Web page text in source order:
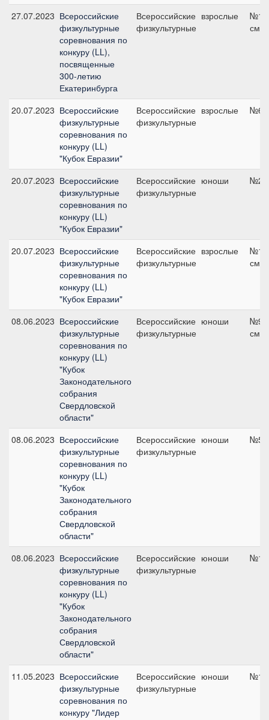
27.07.2023 Всероссийские
физкультурные
соревнования по
конкуру (LL),
посвященные
300-летию
Екатеринбурга
Всероссийские
физкультурные
взрослые
см
20.07.2023 Всероссийские
физкультурные
соревнования по
конкуру (LL)
"Кубок Евразии"
Всероссийские
физкультурные
взрослые №6,
20.07.2023 Всероссийские
физкультурные
соревнования по
конкуру (LL)
"Кубок Евразии"
Всероссийские
физкультурные
юноши №2,
20.07.2023 Всероссийские
физкультурные
соревнования по
конкуру (LL)
"Кубок Евразии"
Всероссийские
физкультурные
взрослые
см
08.06.2023 Всероссийские
физкультурные
соревнования по
конкуру (LL)
"Кубок
Законодательного
собрания
Свердловской
области"
Всероссийские
физкультурные
юноши
см
08.06.2023 Всероссийские
физкультурные
соревнования по
конкуру (LL)
"Кубок
Законодательного
собрания
Свердловской
области"
Всероссийские
физкультурные
юноши
08.06.2023 Всероссийские
физкультурные
соревнования по
конкуру (LL)
"Кубок
Законодательного
собрания
Свердловской
области"
Всероссийские
физкультурные
юноши
11.05.2023 Всероссийские
физкультурные
соревнования по
конкуру "Лидер
Всероссийские
физкультурные
юноши